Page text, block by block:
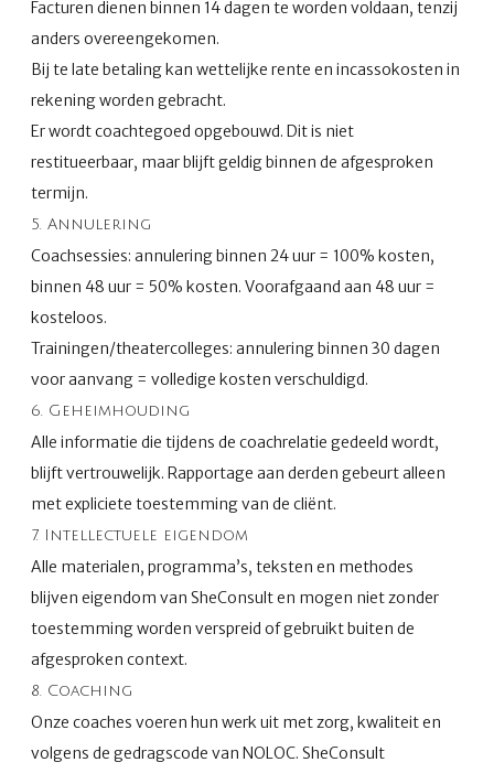
Facturen dienen binnen 14 dagen te worden voldaan, tenzij
anders overeengekomen.
Bij te late betaling kan wettelijke rente en incassokosten in
rekening worden gebracht.
Er wordt coachtegoed opgebouwd. Dit is niet
restitueerbaar, maar blijft geldig binnen de afgesproken
termijn.
5. Annulering
Coachsessies: annulering binnen 24 uur = 100% kosten,
binnen 48 uur = 50% kosten. Voorafgaand aan 48 uur =
kosteloos.
Trainingen/theatercolleges: annulering binnen 30 dagen
voor aanvang = volledige kosten verschuldigd.
6. Geheimhouding
Alle informatie die tijdens de coachrelatie gedeeld wordt,
blijft vertrouwelijk. Rapportage aan derden gebeurt alleen
met expliciete toestemming van de cliënt.
7. Intellectuele eigendom
Alle materialen, programma’s, teksten en methodes
blijven eigendom van SheConsult en mogen niet zonder
toestemming worden verspreid of gebruikt buiten de
afgesproken context.
8. Coaching
Onze coaches voeren hun werk uit met zorg, kwaliteit en
volgens de gedragscode van NOLOC. SheConsult